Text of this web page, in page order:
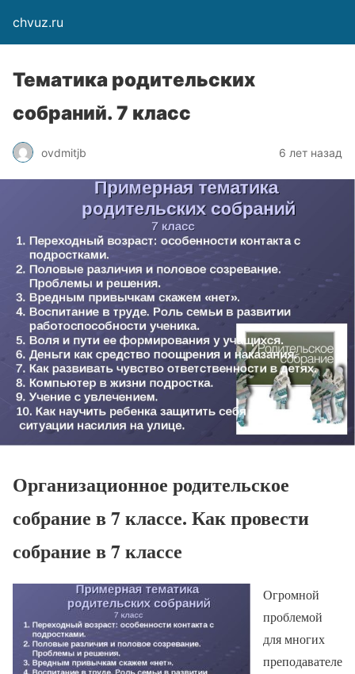
chvuz.ru
Тематика родительских
собраний. 7 класс
ovdmitjb 6 лет назад
Организационное родительское
собрание в 7 классе. Как провести
собрание в 7 классе
Огромной
проблемой
для многих
преподавателе